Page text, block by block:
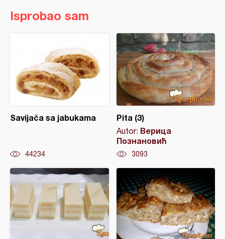
Isprobao sam
Savijača sa jabukama
44234
Pita (3)
Autor: Верица
Познановић
3093